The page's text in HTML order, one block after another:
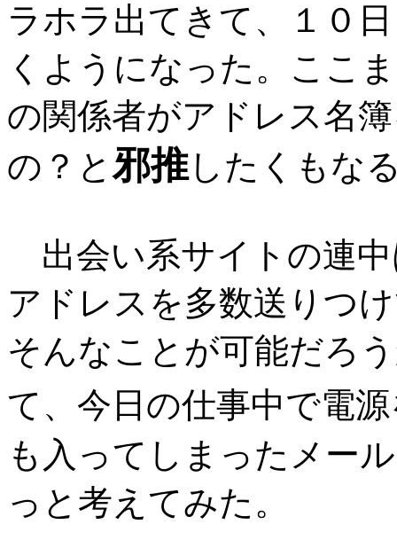
ラホラ出てきて、１０
くようになった。ここ
の関係者がアドレス名
の？と邪推したくもな
出会い系サイトの連
アドレスを多数送りつ
そんなことが可能だろ
て、今日の仕事中で電
も入ってしまったメー
っと考えてみた。